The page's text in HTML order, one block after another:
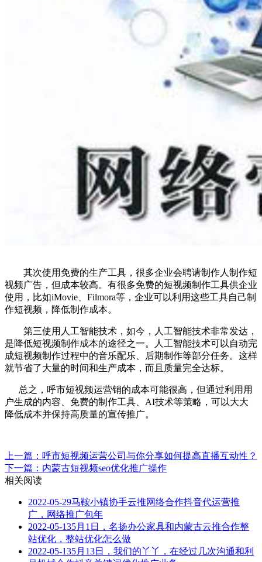
其次使用免费的生产工具，很多企业会聘请制作人制作短
视频广告，但成本较高。有很多免费的短视频制作工具供企业
使用，比如iMovie、Filmora等，企业可以利用这些工具自己制
作短视频，降低制作成本。
第三使用人工智能技术，如今，人工智能技术非常发达，
是降低短视频制作成本的途径之一。人工智能技术可以自动完
成短视频制作过程中的音乐配乐、后期制作等部分任务。这样
就节省了大量的时间和生产成本，而且质量完全达标。
总之，呼市短视频运营销的成本可能很高，但通过利用用
户生成的内容、免费的制作工具、AI技术等策略，可以大大
降低成本并保持高质量的宣传推广。
上一篇：呼市短视频运营公司与你分享如何提高直播互动性？
下一篇：内蒙古短视频seo优化推广操作
相关阅读
2022-05-29马鞍小镇协手云推网络合作抖音代运营推
广，网络推广包年
2022-05-135月1日，名扬办公家具和内蒙古云推合作整
站优化，整站优化怎么做
2022-05-135月13日，我们的丫丫，在经过几次沟通和利